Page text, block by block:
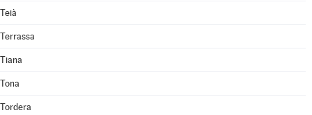
Teià
Terrassa
Tiana
Tona
Tordera